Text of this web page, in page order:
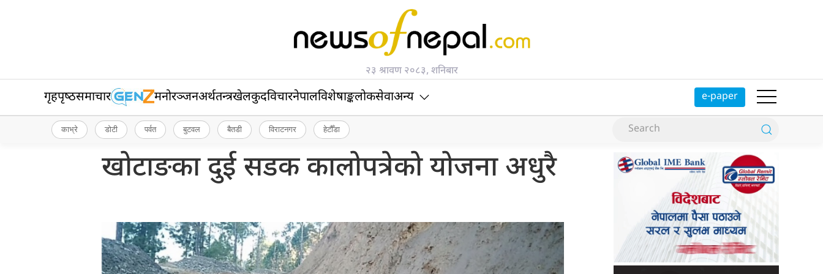
२३ श्रावण २०८३, शनिबार
गृहपृष्‍ठसमाचार मनोरञ्जनअर्थतन्त्रखेलकुदविचारनेपालविशेषाङ्कलोकसेवाअन्य e-paper
काभ्रे डोटी पर्वत बुटवल बैतडी विराटनगर हेटौँडा
खोटाङका दुई सडक कालोपत्रेको योजना अधुरै